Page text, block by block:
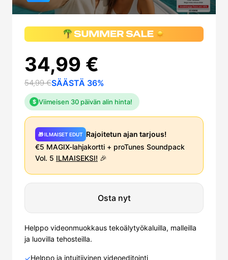
34,99 €
54,99 €SÄÄSTÄ 36%
$ Viimeisen 30 päivän alin hinta!
🎁 ILMAISET EDUT Rajoitetun ajan tarjous!
€5 MAGIX-lahjakortti + proTunes Soundpack
Vol. 5 ILMAISEKSI! 🎉
Osta nyt
Helppo videonmuokkaus tekoälytyökaluilla, malleilla
ja luovilla tehosteilla.
✓Helppo ja intuitiivinen videoeditointi